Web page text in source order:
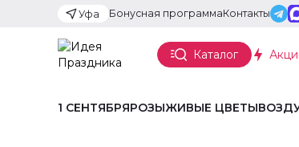
Уфа Бонусная программаКонтакты
Каталог
1 СЕНТЯБРЯРОЗЫЖИВЫЕ ЦВЕТЫ